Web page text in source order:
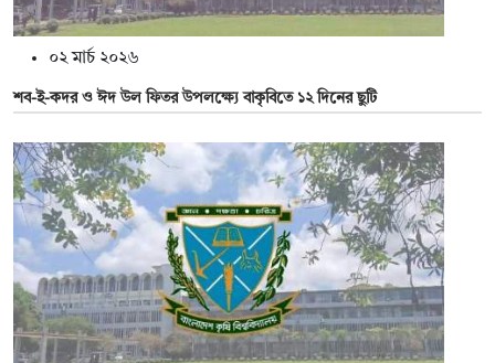
০২ মার্চ ২০২৬
শব-ই-কদর ও ঈদ উল ফিতর উপলক্ষ্যে বাকৃবিতে ১২ দিনের ছুটি